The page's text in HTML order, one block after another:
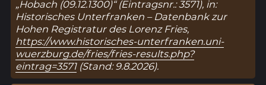
„Hobach (09.12.1300)“ (Eintragsnr.: 3571), in:
Historisches Unterfranken – Datenbank zur
Hohen Registratur des Lorenz Fries,
https://www.historisches-unterfranken.uni-
wuerzburg.de/fries/fries-results.php?
eintrag=3571(Stand: 9.8.2026).